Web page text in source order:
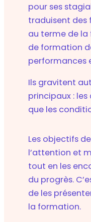
pour ses
traduisent des
au terme de
de formation
performances
Ils gravitent
principaux :
que les
Les objectifs
l’attention et
tout en les
du progrès.
de les
la formation.